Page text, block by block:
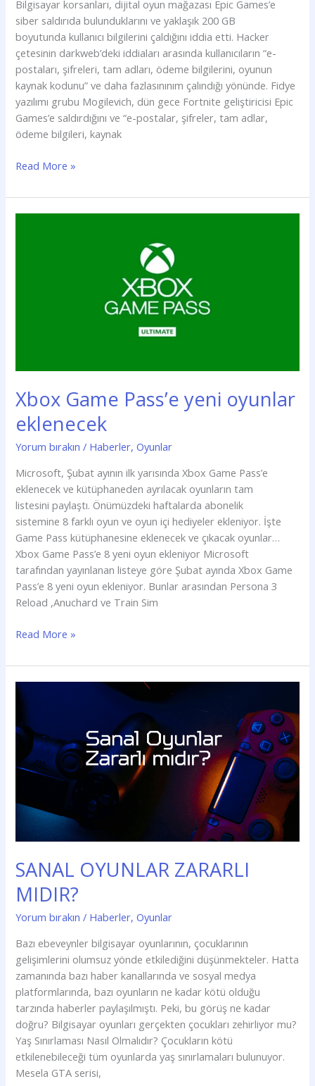
Bilgisayar korsanları, dijital oyun mağazası Epic Games’e
siber saldırıda bulunduklarını ve yaklaşık 200 GB
boyutunda kullanıcı bilgilerini çaldığını iddia etti. Hacker
çetesinin darkweb’deki iddiaları arasında kullanıcıların “e-
postaları, şifreleri, tam adları, ödeme bilgilerini, oyunun
kaynak kodunu” ve daha fazlasınınım çalındığı yönünde. Fidye
yazılımı grubu Mogilevich, dün gece Fortnite geliştiricisi Epic
Games’e saldırdığını ve “e-postalar, şifreler, tam adlar,
ödeme bilgileri, kaynak
Read More »
Xbox Game Pass’e yeni oyunlar
eklenecek
Yorum bırakın / Haberler,Oyunlar
Microsoft, Şubat ayının ilk yarısında Xbox Game Pass’e
eklenecek ve kütüphaneden ayrılacak oyunların tam
listesini paylaştı. Önümüzdeki haftalarda abonelik
sistemine 8 farklı oyun ve oyun içi hediyeler ekleniyor. İşte
Game Pass kütüphanesine eklenecek ve çıkacak oyunlar…
Xbox Game Pass’e 8 yeni oyun ekleniyor Microsoft
tarafından yayınlanan listeye göre Şubat ayında Xbox Game
Pass’e 8 yeni oyun ekleniyor. Bunlar arasından Persona 3
Reload ,Anuchard ve Train Sim
Read More »
SANAL OYUNLAR ZARARLI
MIDIR?
Yorum bırakın / Haberler,Oyunlar
Bazı ebeveynler bilgisayar oyunlarının, çocuklarının
gelişimlerini olumsuz yönde etkilediğini düşünmekteler. Hatta
zamanında bazı haber kanallarında ve sosyal medya
platformlarında, bazı oyunların ne kadar kötü olduğu
tarzında haberler paylaşılmıştı. Peki, bu görüş ne kadar
doğru? Bilgisayar oyunları gerçekten çocukları zehirliyor mu?
Yaş Sınırlaması Nasıl Olmalıdır? Çocukların kötü
etkilenebileceği tüm oyunlarda yaş sınırlamaları bulunuyor.
Mesela GTA serisi,
SANAL
ZARARLI
MIDIR?